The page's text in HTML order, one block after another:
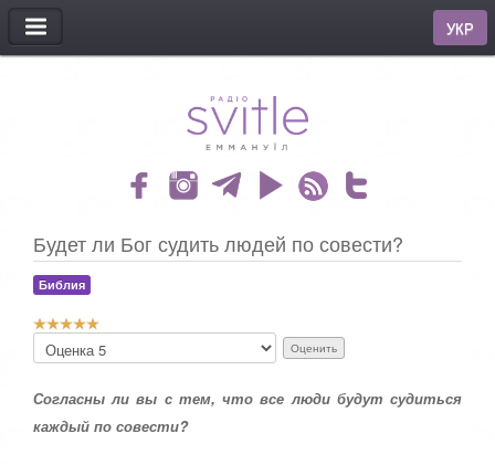
МЕНЮ
УКР
Будет ли Бог судить людей по совести?
Библия
Р
й
и
н
о
а
л
Согласны ли вы с тем, что все люди будут судиться
каждый по совести?